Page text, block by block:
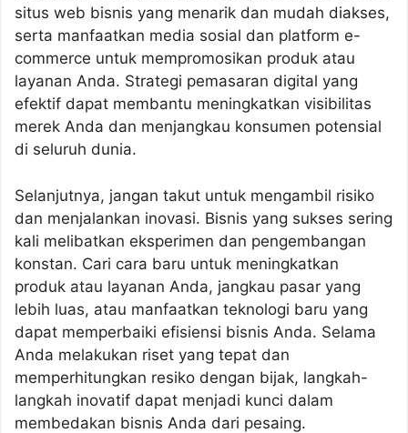
situs web bisnis yang menarik dan mudah diakses,
serta manfaatkan media sosial dan platform e-
commerce untuk mempromosikan produk atau
layanan Anda. Strategi pemasaran digital yang
efektif dapat membantu meningkatkan visibilitas
merek Anda dan menjangkau konsumen potensial
di seluruh dunia.
Selanjutnya, jangan takut untuk mengambil risiko
dan menjalankan inovasi. Bisnis yang sukses sering
kali melibatkan eksperimen dan pengembangan
konstan. Cari cara baru untuk meningkatkan
produk atau layanan Anda, jangkau pasar yang
lebih luas, atau manfaatkan teknologi baru yang
dapat memperbaiki efisiensi bisnis Anda. Selama
Anda melakukan riset yang tepat dan
memperhitungkan resiko dengan bijak, langkah-
langkah inovatif dapat menjadi kunci dalam
membedakan bisnis Anda dari pesaing.